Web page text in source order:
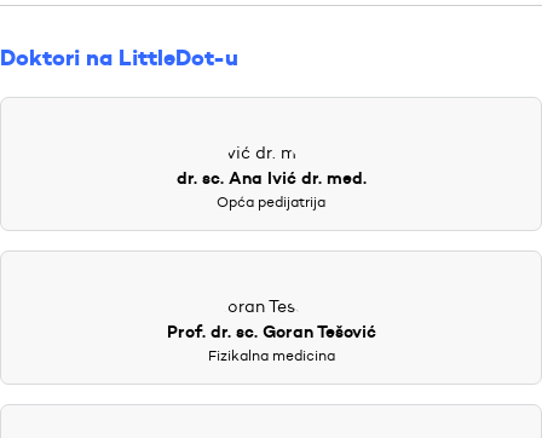
Doktori na LittleDot-u
dr. sc. Ana Ivić dr. med.
Opća pedijatrija
Prof. dr. sc. Goran Tešović
Fizikalna medicina